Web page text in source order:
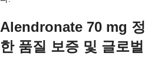
Alendronate 70 mg
한 품질 보증 및 글로